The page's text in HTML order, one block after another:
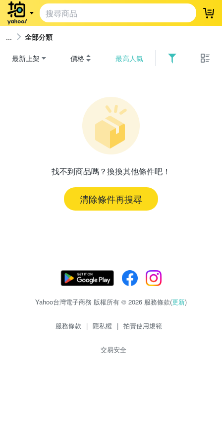
登
全部分類
最新上架 價格 最高人氣
找不到商品嗎？換換其他條件吧！
清除條件再搜尋
Yahoo台灣電子商務 版權所有 © 2026 服務條款(更新)
服務條款 | 隱私權 | 拍賣使用規範
交易安全